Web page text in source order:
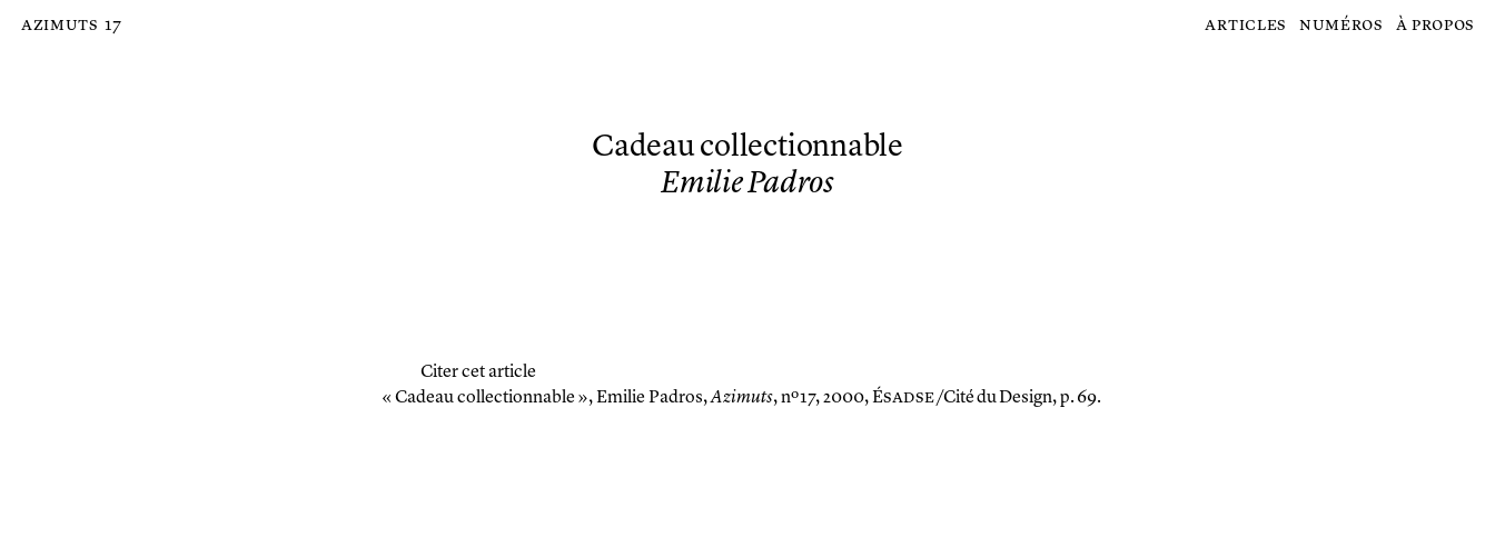
azimuts 17 articles numéros à propos
Cadeau collectionnable
Emilie Padros
Citer cet article
« Cadeau collectionnable »,Emilie Padros,Azimuts, nº 17, 2000, Ésadse/Cité du Design, p. 69.